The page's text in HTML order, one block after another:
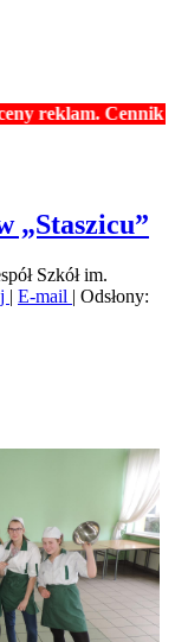
znajdziesz w
„Staszicu”
Szkół im.
| E-mail | Odsłony: